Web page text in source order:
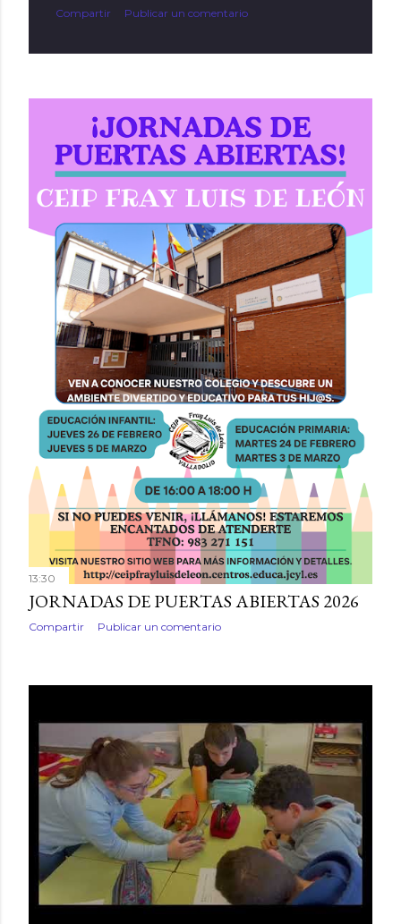
Compartir Publicar un comentario
13:30
JORNADAS DE PUERTAS ABIERTAS 2026
Compartir Publicar un comentario